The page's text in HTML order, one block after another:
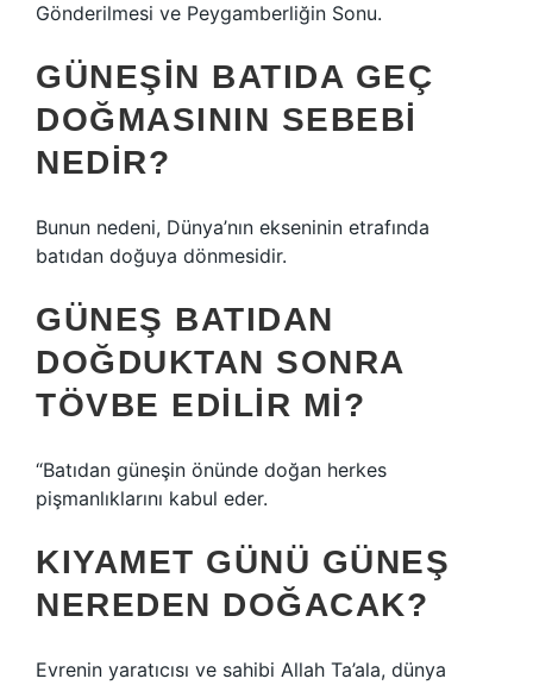
Gönderilmesi ve Peygamberliğin Sonu.
GÜNEŞIN BATIDA GEÇ
DOĞMASININ SEBEBI
NEDIR?
Bunun nedeni, Dünya’nın ekseninin etrafında
batıdan doğuya dönmesidir.
GÜNEŞ BATIDAN
DOĞDUKTAN SONRA
TÖVBE EDILIR MI?
“Batıdan güneşin önünde doğan herkes
pişmanlıklarını kabul eder.
KIYAMET GÜNÜ GÜNEŞ
NEREDEN DOĞACAK?
Evrenin yaratıcısı ve sahibi Allah Ta’ala, dünya